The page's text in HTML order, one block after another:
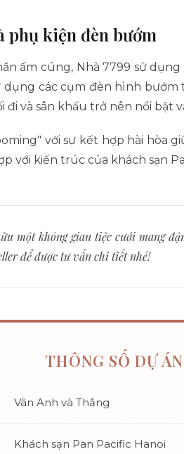
phụ kiện đèn bướm
ấm cúng, Nhà 7799 sử
dụng các cụm đèn hình
đi và sân khấu trở nên nổi bật
với sự kết hợp hài hòa
với kiến trúc của khách sạn
một không gian tiệc cưới mang
để được tư vấn chi tiết nhé!
THÔNG SỐ DỰ
Vân Anh và Thắng
Khách sạn Pan Pacific Hanoi